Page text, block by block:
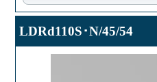
LDRd110S･N/45/54